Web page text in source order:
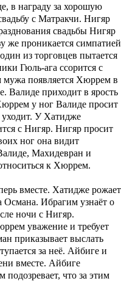
в награду за хорошую
с Матракчи. Нигяр
свадьбы Нигяр
же проникается симпатией
из торговцев пытается
Гюль-ага ссорится с
появляется Хюррем в
Валиде приходит в ярость
у ног Валиде просит
уходит. У Хатидже
с Нигяр. Нигяр просит
ног она видит
Махидевран и
к Хюррем.
вместе. Хатидже рожает
Ибрагим узнаёт о
ночи с Нигяр.
уважение и требует
приказывает выслать
за неё. Айбиге и
вместе. Айбиге
что за этим